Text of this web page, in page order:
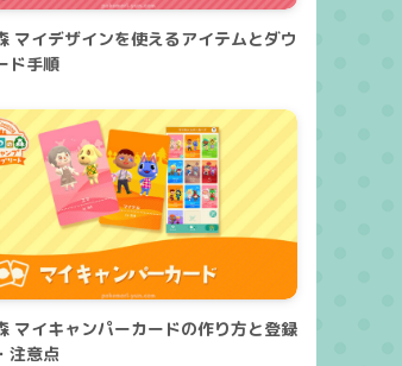
マイデザインを使えるアイテムとダウ
ド手順
マイキャンパーカードの作り方と登録
注意点